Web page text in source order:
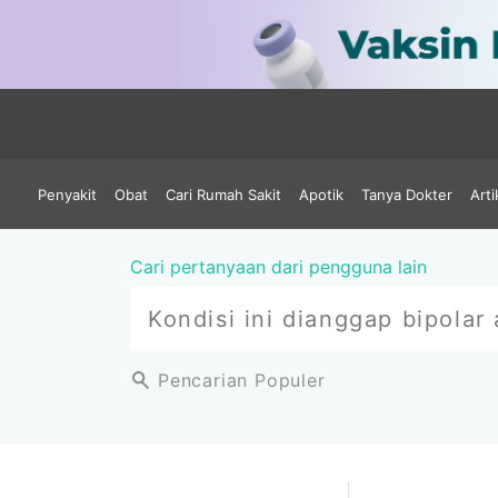
Penyakit Obat Cari Rumah Sakit Apotik Tanya Dokter
Cari pertanyaan dari pengguna lain
Pencarian Populer